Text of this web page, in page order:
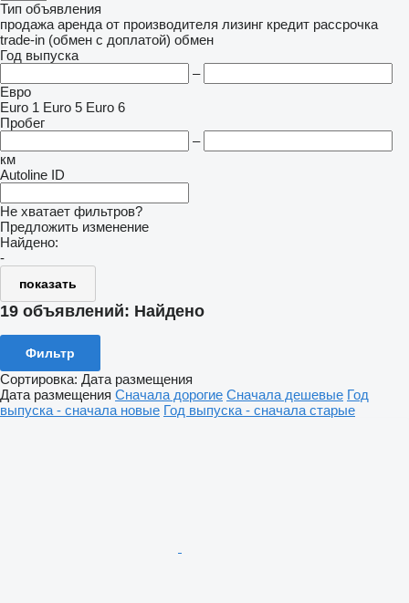
Тип объявления
продажа аренда от производителя лизинг кредит рассрочка
trade-in (обмен с доплатой) обмен
Год выпуска
–
Евро
Euro 1 Euro 5 Euro 6
Пробег
–
км
Autoline ID
Не хватает фильтров?
Предложить изменение
Найдено:
-
показать
19 объявлений: Найдено
Фильтр
Сортировка: Дата размещения
Дата размещения Сначала дорогие Сначала дешевые Год
выпуска - сначала новые Год выпуска - сначала старые